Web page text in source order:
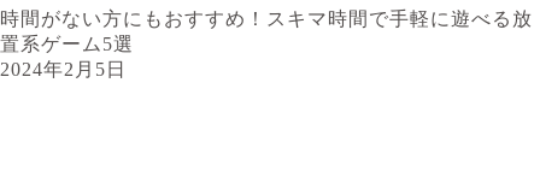
時間がない方にもおすすめ！スキマ時間で手軽に遊べる放
置系ゲーム5選
2024年2月5日